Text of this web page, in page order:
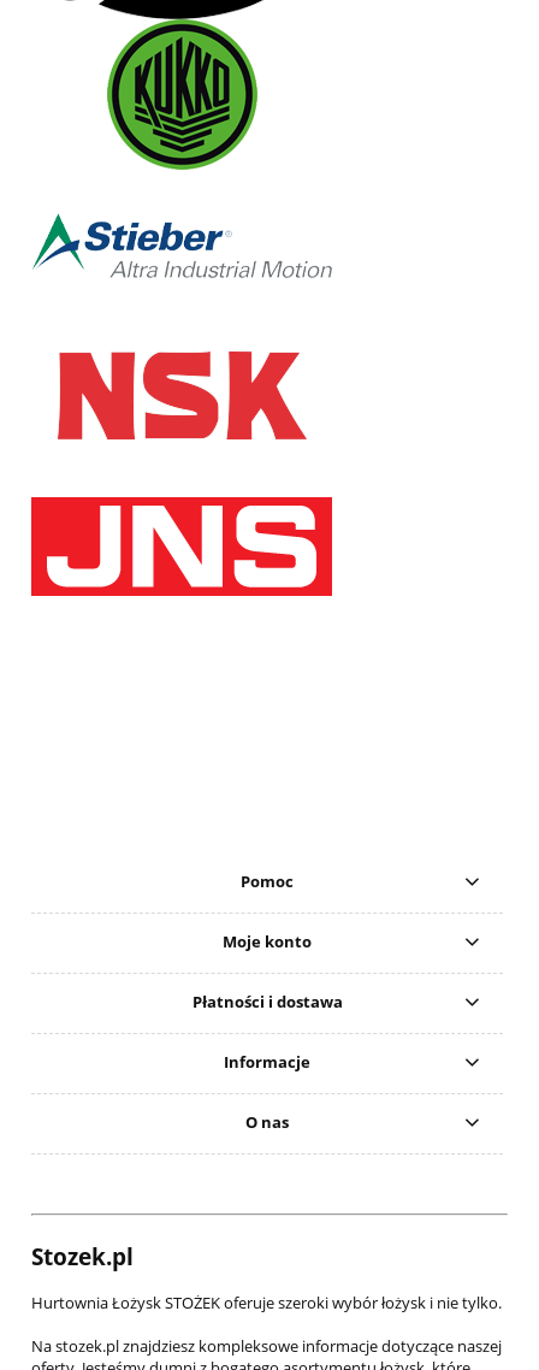
Pomoc
Moje konto
Płatności i dostawa
Informacje
O nas
Stozek.pl
Hurtownia Łożysk STOŻEK oferuje szeroki wybór łożysk i nie tylko.
Na stozek.pl znajdziesz kompleksowe informacje dotyczące naszej